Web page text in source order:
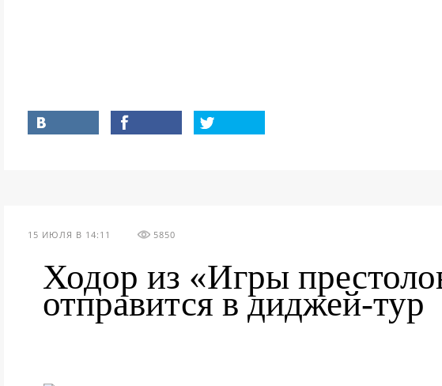
15 ИЮЛЯ В 14:11 5850
Ходор из «Игры
отправится в диджей-тур